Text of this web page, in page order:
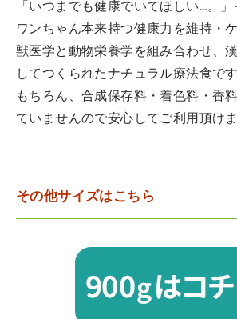
「いつまでも健康でいてほしい…。」
ワンちゃん本来持つ健康力を維持・
獣医学と動物栄養学を組み合わせ、
してつくられたナチュラル療法食です
もちろん、合成保存料・着色料・香
ていませんので安心してご利用頂けま
その他サイズはこちら